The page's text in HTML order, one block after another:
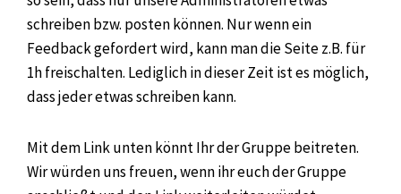
schreiben bzw. posten können. Nur wenn ein
Feedback gefordert wird, kann man die Seite z.B. für
1h freischalten. Lediglich in dieser Zeit ist es möglich,
dass jeder etwas schreiben kann.
Mit dem Link unten könnt Ihr der Gruppe beitreten.
Wir würden uns freuen, wenn ihr euch der Gruppe